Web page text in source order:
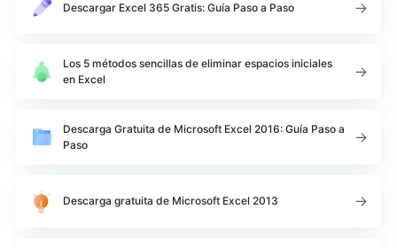
Descargar Excel 365 Gratis: Guía Paso a Paso
Los 5 métodos sencillas de eliminar espacios iniciales
en Excel
Descarga Gratuita de Microsoft Excel 2016: Guía Paso a
Paso
Descarga gratuita de Microsoft Excel 2013